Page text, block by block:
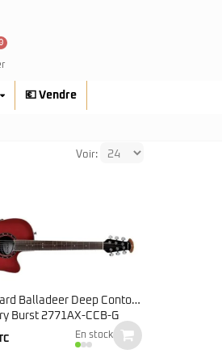
💶 Vendre
Voir:
Balladeer Deep Contour
Burst 2771AX-CCB-G
En stock